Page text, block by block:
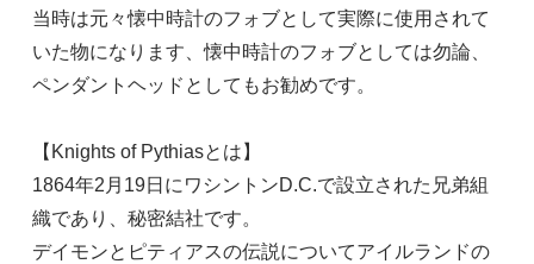
当時は元々懐中時計のフォブとして実際に使用されて
いた物になります、懐中時計のフォブとしては勿論、
ペンダントヘッドとしてもお勧めです。
【Knights of Pythiasとは】
1864年2月19日にワシントンD.C.で設立された兄弟組
織であり、秘密結社です。
デイモンとピティアスの伝説についてアイルランドの